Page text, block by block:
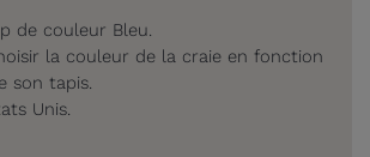
de couleur Bleu.
la couleur de la craie en fonction
son tapis.
Unis.